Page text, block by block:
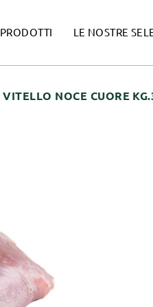
PRODOTTI LE NOSTRE
VITELLO NOCE CUORE